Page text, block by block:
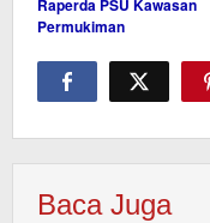
Raperda PSU Kawasan
Permukiman
Baca Juga